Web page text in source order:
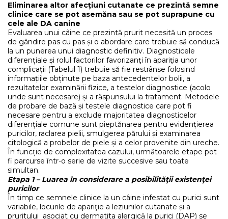
Eliminarea altor afecțiuni cutanate ce prezintă semne
clinice care se pot asemăna sau se pot suprapune cu
cele ale DA canine
Evaluarea unui câine ce prezintă prurit necesită un proces
de gândire pas cu pas și o abordare care trebuie să conducă
la un punerea unui diagnostic definitiv. Diagnosticele
diferențiale și rolul factorilor favorizanţi în apariţia unor
complicaţii (Tabelul 1) trebuie să fie restrânse folosind
informațiile obținute pe baza antecedentelor bolii, a
rezultatelor examinării fizice, a testelor diagnostice (acolo
unde sunt necesare) și a răspunsului la tratament. Metodele
de probare de bază și testele diagnostice care pot fi
necesare pentru a exclude majoritatea diagnosticelor
diferențiale comune sunt pieptănarea pentru evidențierea
puricilor, raclarea pielii, smulgerea părului și examinarea
citologică a probelor de piele și a celor provenite din ureche.
În funcție de complexitatea cazului, următoarele etape pot
fi parcurse într-o serie de vizite succesive sau toate
simultan.
Etapa 1 – Luarea în considerare a posibilităţii existenţei
puricilor
În timp ce semnele clinice la un câine infestat cu purici sunt
variabile, locurile de apariţie a leziunilor cutanate și a
pruritului asociat cu dermatita alergică la purici (DAP) se